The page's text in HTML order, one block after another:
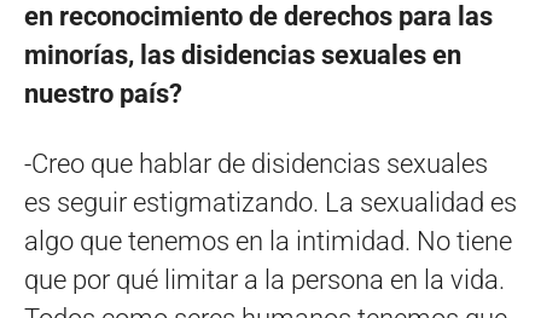
en reconocimiento de derechos para las
minorías, las disidencias sexuales en
nuestro país?
-Creo que hablar de disidencias sexuales
es seguir estigmatizando. La sexualidad es
algo que tenemos en la intimidad. No tiene
que por qué limitar a la persona en la vida.